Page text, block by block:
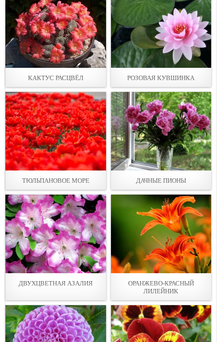
КАКТУС РАСЦВЁЛ РОЗОВАЯ КУВШИНКА
ТЮЛЬПАНОВОЕ МОРЕ ДАЧНЫЕ ПИОНЫ
ДВУХЦВЕТНАЯ АЗАЛИЯ
ОРАНЖЕВО-КРАСНЫЙ
ЛИЛЕЙНИК